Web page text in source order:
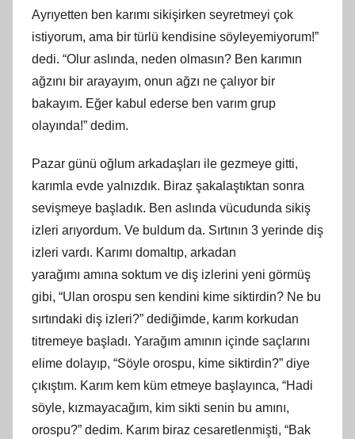
Ayrıyetten ben karımı sikişirken seyretmeyi çok
istiyorum, ama bir türlü kendisine söyleyemiyorum!”
dedi. “Olur aslında, neden olmasın? Ben karımın
ağzını bir arayayım, onun ağzı ne çalıyor bir
bakayım. Eğer kabul ederse ben varım grup
olayında!” dedim.
Pazar günü oğlum arkadaşları ile gezmeye gitti,
karımla evde yalnızdık. Biraz şakalaştıktan sonra
sevişmeye başladık. Ben aslında vücudunda sikiş
izleri arıyordum. Ve buldum da. Sırtının 3 yerinde diş
izleri vardı. Karımı domaltıp, arkadan
yarağımı amına soktum ve diş izlerini yeni görmüş
gibi, “Ulan orospu sen kendini kime siktirdin? Ne bu
sırtındaki diş izleri?” dediğimde, karım korkudan
titremeye başladı. Yarağım amının içinde saçlarını
elime dolayıp, “Söyle orospu, kime siktirdin?” diye
çıkıştım. Karım kem küm etmeye başlayınca, “Hadi
söyle, kızmayacağım, kim sikti senin bu amını,
orospu?” dedim. Karım biraz cesaretlenmişti, “Bak